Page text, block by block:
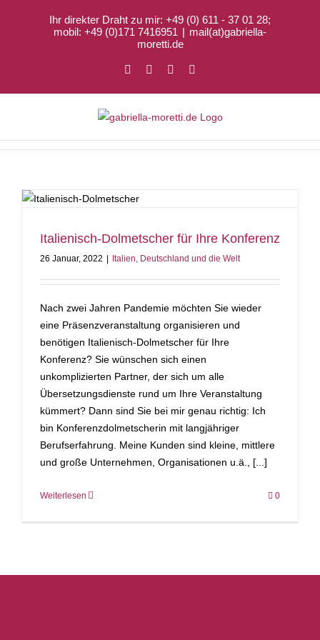
Ihr direkter Draht zu mir: +49 (0) 611 - 37 01 28;
mobil: +49 (0)171 7416951 | mail(at)gabriella-
moretti.de
Facebook LinkedIn
Italienisch-Dolmetscher für Ihre Konferenz
26 Januar, 2022 Italien, Deutschland und die Welt
Nach zwei Jahren Pandemie möchten Sie wieder
eine Präsenzveranstaltung organisieren und
benötigen Italienisch-Dolmetscher für Ihre
Konferenz? Sie wünschen sich einen
unkomplizierten Partner, der sich um alle
Übersetzungsdienste rund um Ihre Veranstaltung
kümmert? Dann sind Sie bei mir genau richtig: Ich
bin Konferenzdolmetscherin mit langjähriger
Berufserfahrung. Meine Kunden sind kleine, mittlere
und große Unternehmen, Organisationen u.ä., [...]
Weiterlesen 0